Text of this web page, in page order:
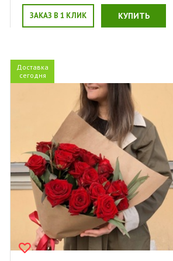
ЗАКАЗ В 1 КЛИК КУПИТЬ
Доставка
сегодня